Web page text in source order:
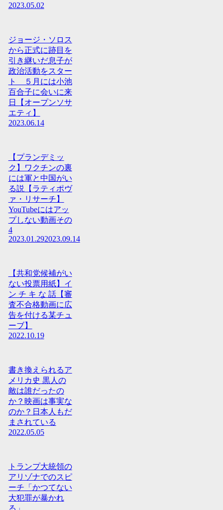
2023.05.02
ジョージ・ソロス
から正式に跡目を
引き継いだ息子が
政治活動をスター
ト ５月には小池
百合子に会いに来
日【オープンソサ
エティ】
2023.06.14
【プランデミッ
ク】ワクチンの裏
には軍と中国がい
る説【ラティポヴ
ァ・リサーチ】
YouTubeにはアッ
プしない動画その
4
2023.01.292023.09.14
【共和党候補がい
ない投票用紙】イ
ン チ キ な 話【審
査不合格動画に広
告を付ける某チュ
ーブ】
2022.10.19
書き換えられるア
メリカ史 黒人の
敵は誰だったの
か？映画は事実な
のか？日本人もだ
まされている
2022.05.05
トランプ大統領の
アリゾナでのスピ
ーチ「かつてない
大犯罪が暴かれ
る」